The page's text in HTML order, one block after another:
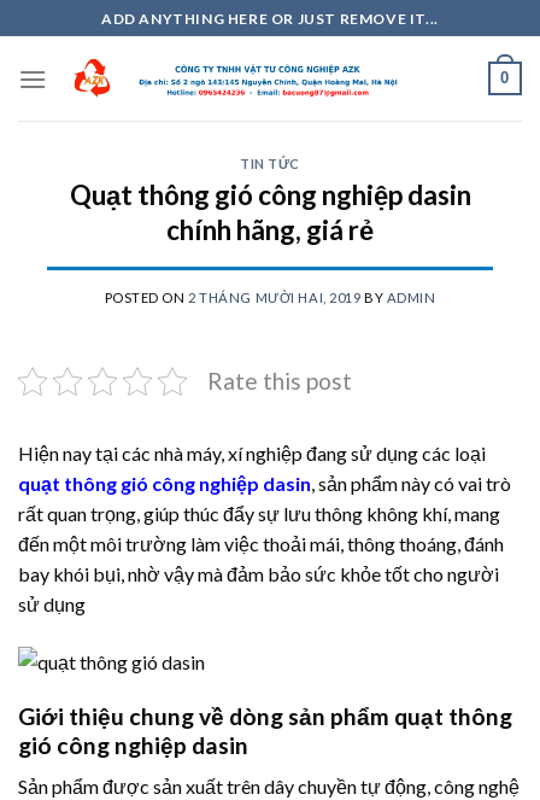
to
content
ADD ANYTHING HERE OR JUST REMOVE IT...
0
TIN TỨC
Quạt thông gió công nghiệp dasin
chính hãng, giá rẻ
POSTED ON 2 THÁNG MƯỜI HAI, 2019 BY ADMIN
Rate this post
Hiện nay tại các nhà máy, xí nghiệp đang sử dụng các loại
quạt thông gió công nghiệp dasin , sản phẩm này có vai trò
rất quan trọng, giúp thúc đẩy sự lưu thông không khí, mang
đến một môi trường làm việc thoải mái, thông thoáng, đánh
bay khói bụi, nhờ vậy mà đảm bảo sức khỏe tốt cho người
sử dụng
Giới thiệu chung về dòng sản phẩm quạt thông
gió công nghiệp dasin
Sản phẩm được sản xuất trên dây chuyền tự động, công nghệ